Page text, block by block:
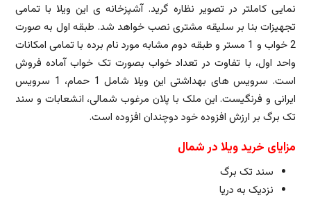
نمایی کاملتر در تصویر نظاره گرید. آشپزخانه ی این ویلا با تمامی
تجهیزات بنا بر سلیقه مشتری نصب خواهد شد. طبقه اول به صورت
2 خواب و 1 مستر و طبقه دوم مشابه مورد نام برده با تمامی امکانات
واحد اول، با تفاوت در تعداد خواب بصورت تک خواب آماده فروش
است. سرویس های بهداشتی این ویلا شامل 1 حمام، 1 سرویس
ایرانی و فرنگیست. این ملک با پلان مرغوب شمالی، انشعابات و سند
تک برگ بر ارزش افزوده خود دوچندان افزوده است.
مزایای خرید ویلا در شمال
سند تک برگ
نزدیک به دریا